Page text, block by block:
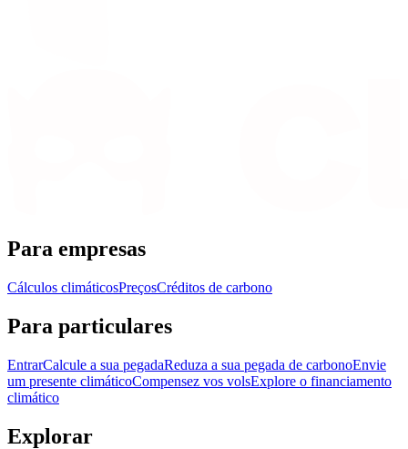
Para empresas
Cálculos climáticosPreçosCréditos de carbono
Para particulares
EntrarCalcule a sua pegadaReduza a sua pegada de carbonoEnvie
um presente climáticoCompensez vos volsExplore o financiamento
climático
Explorar